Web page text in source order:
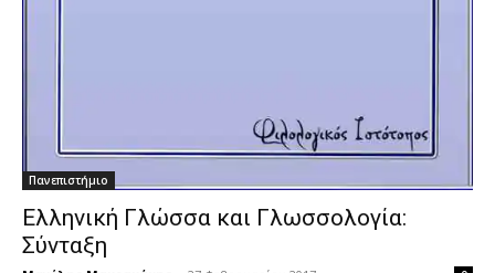
Πανεπιστήμιο
Ελληνική Γλώσσα και Γλωσσολογία:
Σύνταξη